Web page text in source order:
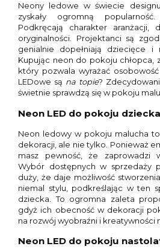
Neony ledowe w świecie
zyskały ogromną
Podkręcają charakter aranżacji,
oryginalności. Projektanci są
genialnie dopełniają dziecięce i
Kupując neon do pokoju chłopca,
który pozwala wyrażać
LEDowe są na topie?
świetnie sprawdzą się w pokoju
Neon LED do pokoju dziecka
Neon ledowy w pokoju malucha
dekoracji, ale nie tylko. Ponieważ
masz pewność, że zaprowadzi
Wybór dostępnych w sprzedaży
duży, że daje możliwość
niemal stylu, podkreślając w ten
dziecka. To ogromna zaleta
gdyż ich obecność w dekoracji
na rozwój wyobraźni i kreatywności
Neon LED do pokoju